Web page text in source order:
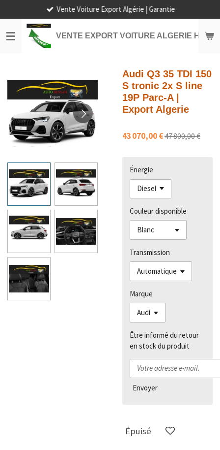
au
contenu
principal
VENTE EXPORT VOITURE ALGERIE HORS
Vente Voiture Export Algérie | Garantie
Audi Q3 35 TDI 150
S tronic 2x S line
19P Parc-A |
Export Algerie
43 070,00 €47 800,00 €
Énergie
Couleur disponible
Transmission
Marque
Être informé du retour
en stock du produit
Envoyer
Épuisé